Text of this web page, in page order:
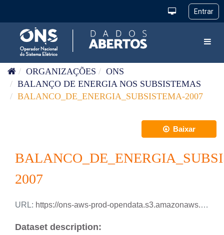
ORGANIZAÇÕES
ONS
BALANÇO DE ENERGIA NOS SUBSISTEMAS
BALANCO_DE_ENERGIA_SUBSISTEMA-2007
Baixar
2007
URL: https://ons-aws-prod-opendata.s3.amazonaws.com/dataset/balanco_energia_subsistema_ho/BALANCO_ENERGIA_SUBSISTEMA_2007.csv
Dataset description: